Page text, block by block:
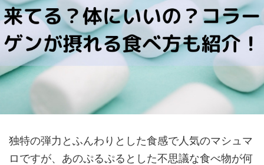
独特の弾力とふんわりとした食感で人気のマシュマ
ロですが、あのぷるぷるとした不思議な食べ物が何